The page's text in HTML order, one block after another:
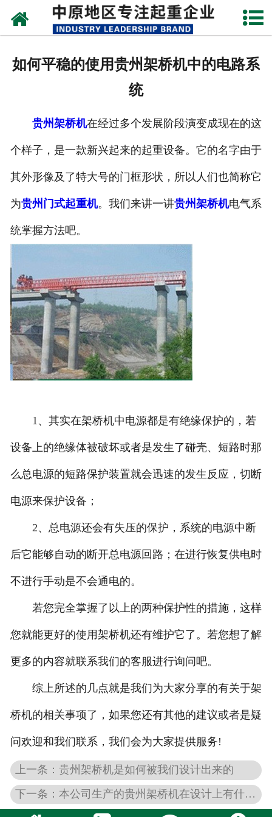
网站首页
企业视频
成功案例
如何平稳的使用贵州架桥机中的电路系
统
贵州架桥机在经过多个发展阶段演变成现在的这
个样子，是一款新兴起来的起重设备。它的名字由于
其外形像及了特大号的门框形状，所以人们也简称它
为贵州门式起重机。我们来讲一讲贵州架桥机电气系
统掌握方法吧。
1、其实在架桥机中电源都是有绝缘保护的，若
设备上的绝缘体被破坏或者是发生了碰壳、短路时那
么总电源的短路保护装置就会迅速的发生反应，切断
电源来保护设备；
2、总电源还会有失压的保护，系统的电源中断
后它能够自动的断开总电源回路；在进行恢复供电时
不进行手动是不会通电的。
若您完全掌握了以上的两种保护性的措施，这样
您就能更好的使用架桥机还有维护它了。若您想了解
更多的内容就联系我们的客服进行询问吧。
综上所述的几点就是我们为大家分享的有关于架
桥机的相关事项了，如果您还有其他的建议或者是疑
问欢迎和我们联系，我们会为大家提供服务!
上一条：贵州架桥机是如何被我们设计出来的
下一条：本公司生产的贵州架桥机在设计上有什么不同